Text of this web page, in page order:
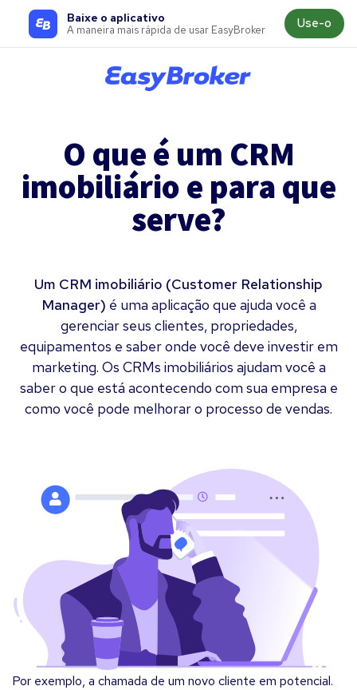
Baixe o aplicativo
A maneira mais rápida de usar EasyBroker Use-o
O que é um CRM
imobiliário e para que
serve?
Um CRM imobiliário (Customer Relationship
Manager) é uma aplicação que ajuda você a
gerenciar seus clientes, propriedades,
equipamentos e saber onde você deve investir em
marketing. Os CRMs imobiliários ajudam você a
saber o que está acontecendo com sua empresa e
como você pode melhorar o processo de vendas.
Por exemplo, a chamada de um novo cliente em potencial.